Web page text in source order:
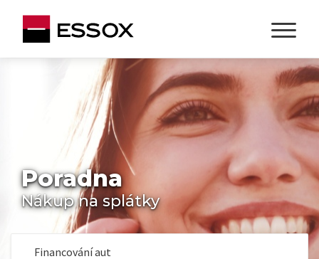
Poradna
Nákup na splátky
Financování aut